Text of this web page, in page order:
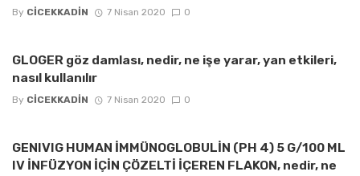
By CICEKKADIN 7 Nisan 2020 0
GLOGER göz damlası, nedir, ne işe yarar, yan etkileri,
nasıl kullanılır
By CICEKKADIN 7 Nisan 2020 0
GENIVIG HUMAN İMMÜNOGLOBULİN (PH 4) 5 G/100 ML
IV İNFÜZYON İÇİN ÇÖZELTİ İÇEREN FLAKON, nedir, ne